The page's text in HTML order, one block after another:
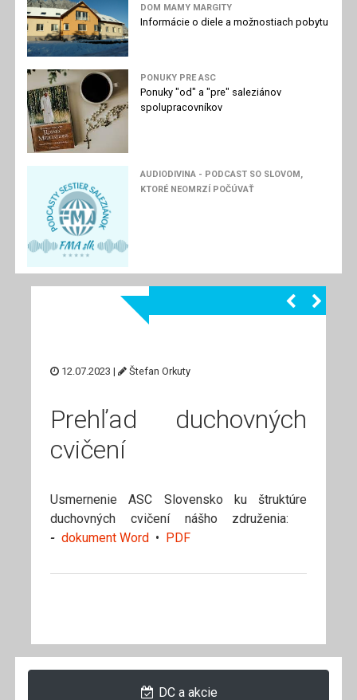
DOM MAMY MARGITY
Informácie o diele a možnostiach pobytu
PONUKY PRE ASC
Ponuky "od" a "pre" saleziánov
spolupracovníkov
AUDIODIVINA - PODCAST SO SLOVOM,
KTORÉ NEOMRZÍ POČÚVAŤ
12.07.2023 | Štefan Orkuty
Prehľad duchovných
cvičení
Usmernenie ASC Slovensko ku štruktúre
duchovných cvičení nášho združenia:
- dokument Word • PDF
DC a akcie